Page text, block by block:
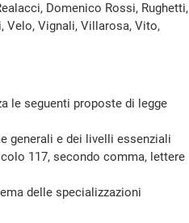
Domenico Rossi, Rughetti,
Velo, Vignali, Villarosa, Vito,
le seguenti proposte di legge
e dei livelli essenziali
117, secondo comma, lettere
delle specializzazioni